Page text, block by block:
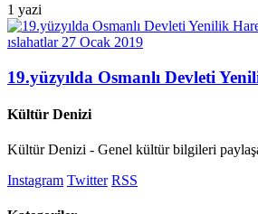
1 yazi
ıslahatlar 27 Ocak 2019
19.yüzyılda Osmanlı Devleti
Kültür Denizi
Kültür Denizi - Genel kültür bilgileri
Instagram Twitter RSS